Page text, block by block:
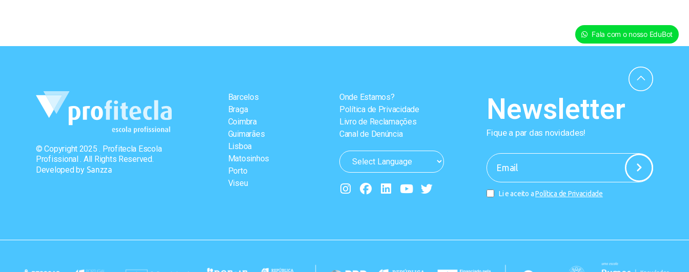
© Copyright 2025 . Profitecla Escola
Profissional . All Rights Reserved.
Developed by Sanzza
Barcelos
Braga
Coimbra
Guimarães
Lisboa
Matosinhos
Porto
Viseu
Onde Estamos?
Política de Privacidade
Livro de Reclamações
Canal de Denúncia
Newsletter
Fique a par das novidades!
Li e aceito aPolítica de Privacidade
-
Fala com o nosso EduBot